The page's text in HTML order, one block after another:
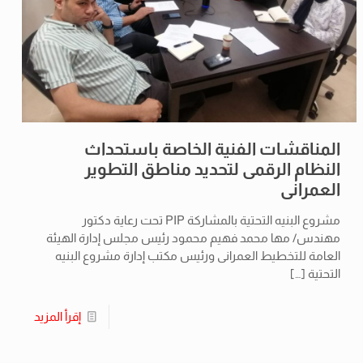
المناقشات الفنية الخاصة باستحداث
النظام الرقمى لتحديد مناطق التطوير
العمرانى
مشروع البنيه التحتية بالمشاركة PIP تحت رعاية دكتور
مهندس/ مها محمد فهيم محمود رئيس مجلس إدارة الهيئة
العامة للتخطيط العمرانى ورئيس مكتب إدارة مشروع البنيه
التحتية […]
إقرأ المزيد